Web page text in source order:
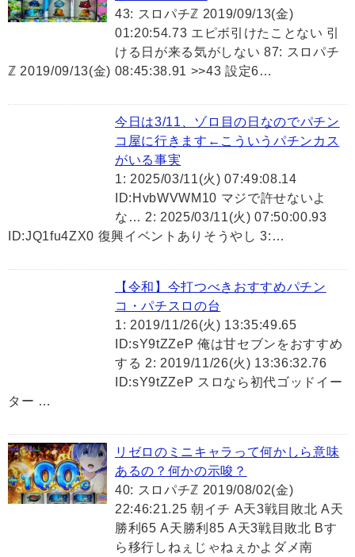
43: スロパチℤ 2019/09/13(金)
01:20:54.73 エピボ引けたことない 引
ける日が来る気がしない 87: スロパチ
ℤ 2019/09/13(金) 08:45:38.91 >>43 設定6…
今日は3/11、ゾロ目の日なのでパチン
コ屋に行きます←こういうパチンカス
がいる事実
1: 2025/03/11(火) 07:49:08.14
ID:HvbWVWM10 マジで許せないよ
な… 2: 2025/03/11(火) 07:50:00.93
ID:JQ1fu4ZX0 復興イベントありそうやし 3:…
【令和】今打つべきおすすめパチン
コ・パチスロの台
1: 2019/11/26(火) 13:35:49.65
ID:sY9tZZeP 俺は甘セブンをおすすめ
する 2: 2019/11/26(火) 13:36:32.76
ID:sY9tZZeP スロなら初代ゴッドイー
ター …
リゼロのミニキャラって何かしら意味
あるの？何かの示唆？
40: スロパチℤ 2019/08/02(金)
22:46:21.25 朝イチ A天3戦目敗北 A天
勝利65 A天勝利85 A天3戦目敗北 Bす
ら移行しねぇじゃねぇかよダメ南